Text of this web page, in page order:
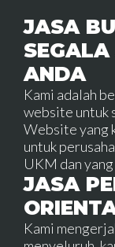
JASA
ANDA
Kami adalah
website untuk
Website yang
untuk
UKM dan
JASA
Kami